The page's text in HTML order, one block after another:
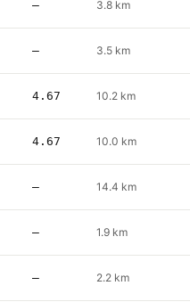
— 3.8 km
— 3.5 km
4.67 10.2 km
4.67 10.0 km
— 14.4 km
— 1.9 km
— 2.2 km